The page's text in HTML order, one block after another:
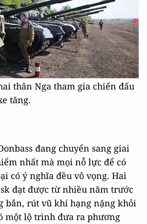
thân Nga tham gia chiến đấu
tăng.
đang chuyển sang giai
nhất mà mọi nỗ lực để có
có ý nghĩa đều vô vọng. Hai
đạt được từ nhiều năm trước
bắn, rút vũ khí hạng nặng khỏi
một lộ trình đưa ra phương